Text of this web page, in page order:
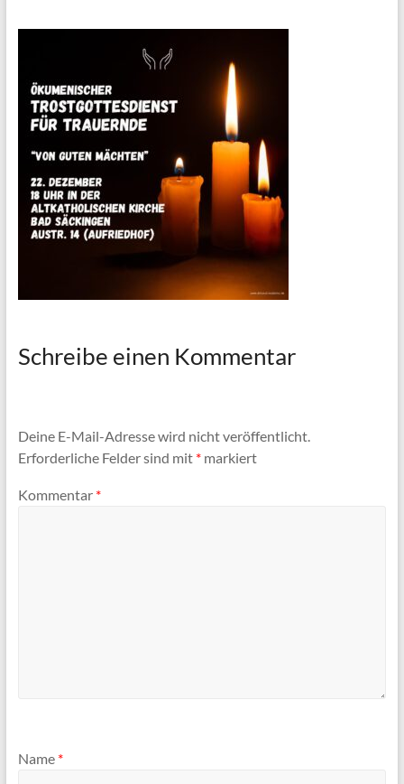
Schreibe einen Kommentar
Deine E-Mail-Adresse wird nicht veröffentlicht.
Erforderliche Felder sind mit *markiert
Kommentar *
Name *